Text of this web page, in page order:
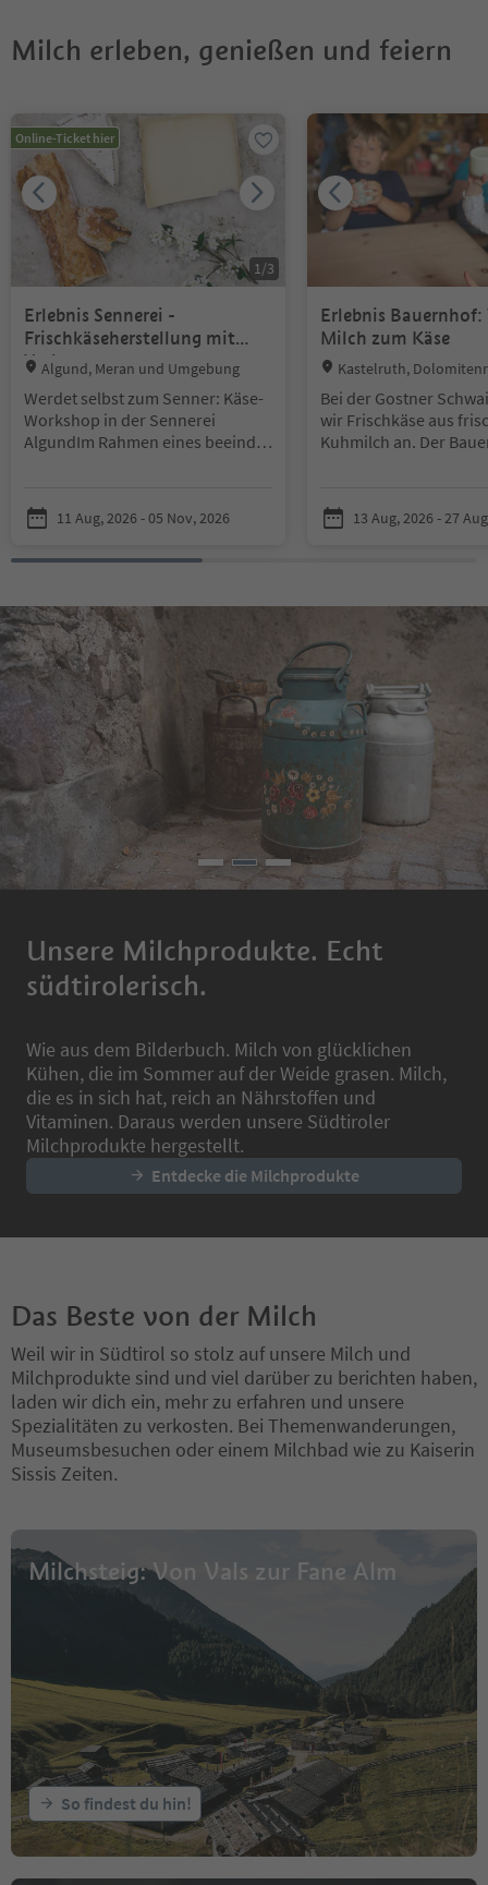
Milch erleben, genießen und feiern
Online-Ticket hier
1 /3
Erlebnis Sennerei -
Frischkäseherstellung mit
Verkostung
Location:
Algund, Meran und Umgebung
Werdet selbst zum Senner: Käse-
Workshop in der Sennerei
AlgundIm Rahmen eines beeindru
rin Edith, euren eigenen Frischkäs
e zubereiten. Die hierfür verwend
es Naturparks Texelgruppe oberh
alb von Algund grasen. Die intakte
Natur, das frische Gras und die kla
re Luft Südtirols spiegeln sich sch
lussendlich auch im Käse wieder.I
hr erfahrt Spannendes über die G
eschichte, die Produktion und de
n Vertrieb der Sennerei Algund un
d so einiges über die Milchwirtsch
aft in Südtirol.
Euren selbst herge
stellten Käse könnt ihr anschließe
nd mit nach Hause nehmen und
mit euren Lieben verkosten.
11 Aug, 2026 - 05 Nov, 2026
Erlebnis Bauernhof:
Milch zum Käse
Location:
Kastelruth,
Bei der Gostner
wir Frischkäse aus
Kuhmilch an. Der
Käse. Bei einer
Vergleichsverkostung
wir ihn ab und
Bevor wir uns wieder
machen, können wir
unserem
Almfrischkäse
Für Kinder ab 6 Jahre
Erwachsenen pro
Die Veranstaltung ist
in den
buchbar.
jede weitere Person
10,00 €
13 Aug, 2026 - 27
Unsere Milchprodukte. Echt
südtirolerisch.
Wie aus dem Bilderbuch. Milch von glücklichen
Kühen, die im Sommer auf der Weide grasen. Milch,
die es in sich hat, reich an Nährstoffen und
Vitaminen. Daraus werden unsere Südtiroler
Milchprodukte hergestellt.
Entdecke die Milchprodukte
Das Beste von der Milch
Weil wir in Südtirol so stolz auf unsere Milch und
Milchprodukte sind und viel darüber zu berichten haben,
laden wir dich ein, mehr zu erfahren und unsere
Spezialitäten zu verkosten. Bei Themenwanderungen,
Museumsbesuchen oder einem Milchbad wie zu Kaiserin
Sissis Zeiten.
Milchsteig: Von Vals zur Fane Alm
So findest du hin!